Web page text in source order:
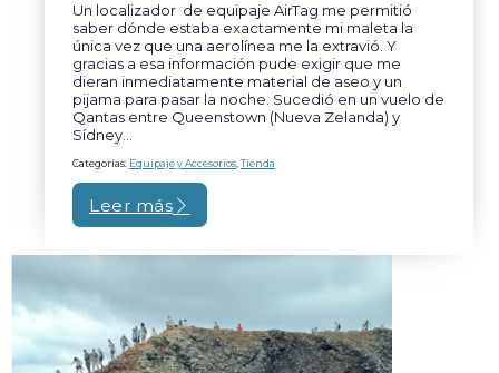
Un localizador de equipaje AirTag me permitió
saber dónde estaba exactamente mi maleta la
única vez que una aerolínea me la extravió. Y
gracias a esa información pude exigir que me
dieran inmediatamente material de aseo y un
pijama para pasar la noche. Sucedió en un vuelo de
Qantas entre Queenstown (Nueva Zelanda) y
Sídney…
Categorías: Equipaje y Accesorios Tienda
Leer más